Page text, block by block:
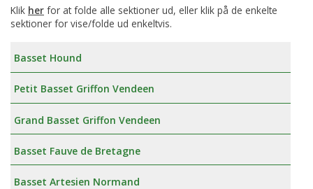
Klik her for at folde alle sektioner ud, eller klik på de enkelte
sektioner for vise/folde ud enkeltvis.
Basset Hound
Petit Basset Griffon Vendeen
Grand Basset Griffon Vendeen
Basset Fauve de Bretagne
Basset Artesien Normand